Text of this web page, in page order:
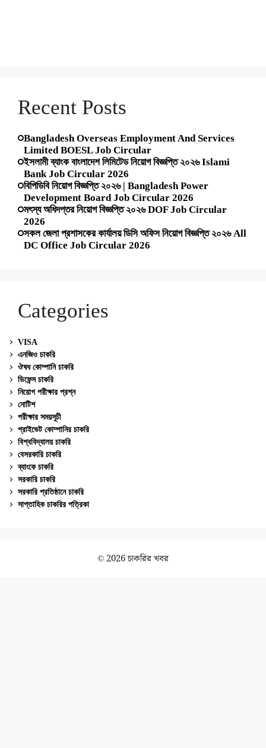
Recent Posts
Bangladesh Overseas Employment And Services
Limited BOESL Job Circular
ইসলামী ব্যাংক বাংলাদেশ লিমিটেড নিয়োগ বিজ্ঞপ্তি ২০২৬ Islami
Bank Job Circular 2026
বিপিডিবি নিয়োগ বিজ্ঞপ্তি ২০২৬ | Bangladesh Power
Development Board Job Circular 2026
মৎস্য অধিদপ্তর নিয়োগ বিজ্ঞপ্তি ২০২৬ DOF Job Circular
2026
সকল জেলা প্রশাসকের কার্যালয় ডিসি অফিস নিয়োগ বিজ্ঞপ্তি ২০২৬ All
DC Office Job Circular 2026
Categories
VISA
এনজিও চাকরি
ঔষধ কোম্পানি চাকরি
ডিফেন্স চাকরি
নিয়োগ পরীক্ষার প্রশ্ন
নোটিশ
পরীক্ষার সময়সূচী
প্রাইভেট কোম্পানির চাকরি
বিশ্ববিদ্যালয় চাকরি
বেসরকারি চাকরি
ব্যাংকে চাকরি
সরকারি চাকরি
সরকারি প্রতিষ্ঠানে চাকরি
সাপ্তাহিক চাকরির পত্রিকা
© 2026 চাকরির খবর